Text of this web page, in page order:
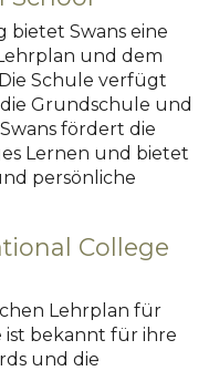
bietet Swans eine
und dem
Die Schule verfügt
Grundschule und
Swans fördert die
Lernen und bietet
persönliche
College
Lehrplan für
ist bekannt für ihre
und die